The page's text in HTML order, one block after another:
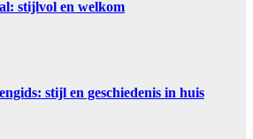
stijlvol en welkom
stijl en geschiedenis in huis